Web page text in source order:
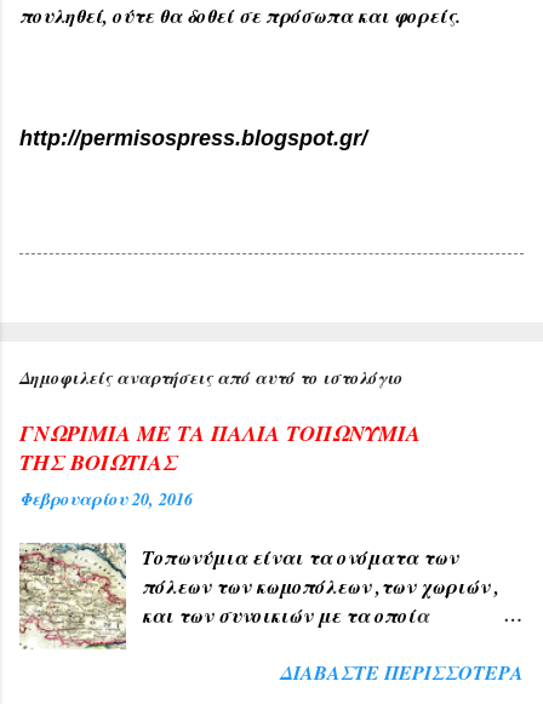
πουληθεί, ούτε θα δοθεί σε πρόσωπα και φορείς.
http://permisospress.blogspot.gr/
Δημοφιλείς αναρτήσεις από αυτό το ιστολόγιο
ΓΝΩΡΙΜΙΑ ΜΕ ΤΑ ΠΑΛΙΑ ΤΟΠΩΝΥΜΙΑ
ΤΗΣ ΒΟΙΩΤΙΑΣ
Φεβρουαρίου 20, 2016
Τοπωνύμια είναι τα ονόματα των
πόλεων των κωμοπόλεων ,των χωριών ,
και των συνοικιών με τα οποία
ΑΘΗΝΑ , ΠΑΤΡΑ , ΘΕΣΣΑΛΟΝΙΚΗ , ΧΙΟΣ
ΔΙΑΒΆΣΤΕ ΠΕΡΙΣΣΌΤΕΡΑ